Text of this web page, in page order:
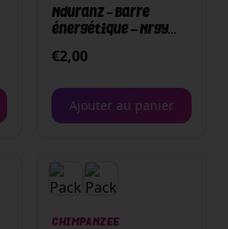
Nduranz - Barre
énergétique – Nrgy
ou unité
€2,00
Ajouter au panier
PACK
CHIMPANZEE